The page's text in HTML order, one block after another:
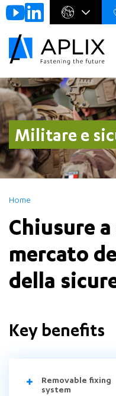
Go to
main
Militare e
Home
Chiusure
mercato
della
Key benefits
Removable fixing
system